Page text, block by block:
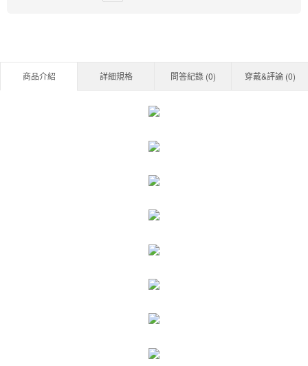
商品介紹 詳細規格 問答紀錄 (0) 穿戴&評論 (0)